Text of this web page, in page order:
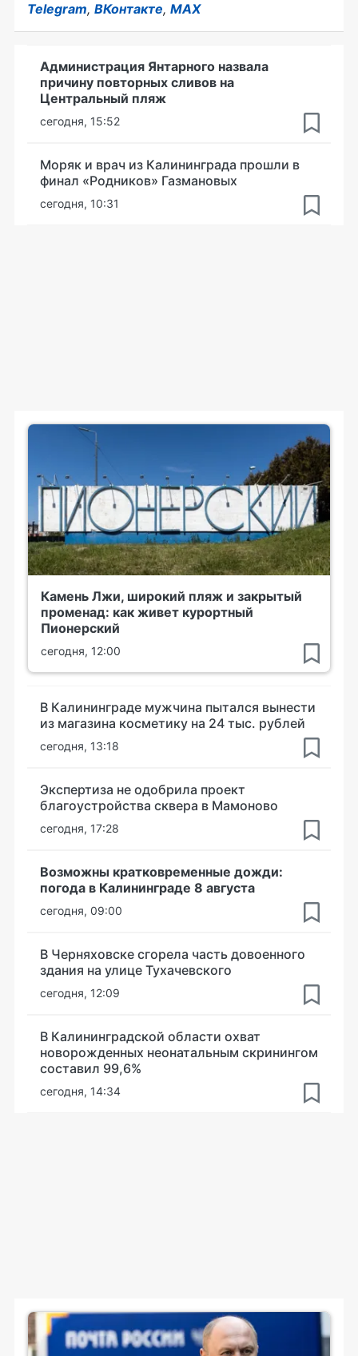
Telegram, ВКонтакте, MAX
Администрация Янтарного назвала
причину повторных сливов на
Центральный пляж
сегодня, 15:52
Моряк и врач из Калининграда прошли в
финал «Родников» Газмановых
сегодня, 10:31
Камень Лжи, широкий пляж и закрытый
променад: как живет курортный
Пионерский
сегодня, 12:00
В Калининграде мужчина пытался вынести
из магазина косметику на 24 тыс. рублей
сегодня, 13:18
Экспертиза не одобрила проект
благоустройства сквера в Мамоново
сегодня, 17:28
Возможны кратковременные дожди:
погода в Калининграде 8 августа
сегодня, 09:00
В Черняховске сгорела часть довоенного
здания на улице Тухачевского
сегодня, 12:09
В Калининградской области охват
новорожденных неонатальным скринингом
составил 99,6%
сегодня, 14:34